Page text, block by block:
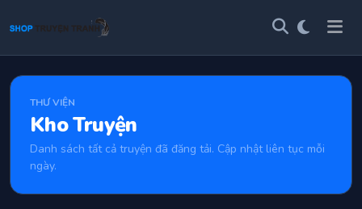
THƯ VIỆN
Kho Truyện
Danh sách tất cả truyện đã đăng tải. Cập nhật liên tục mỗi
ngày.